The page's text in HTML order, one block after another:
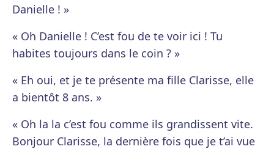
Danielle ! »
« Oh Danielle ! C’est fou de te voir ici ! Tu
habites toujours dans le coin ? »
« Eh oui, et je te présente ma fille Clarisse, elle
a bientôt 8 ans. »
« Oh la la c’est fou comme ils grandissent vite.
Bonjour Clarisse, la dernière fois que je t’ai vue